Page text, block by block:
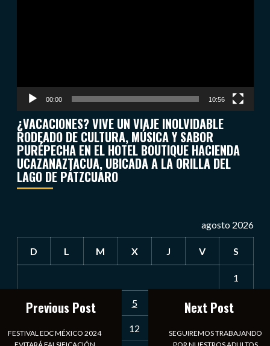
00:00 10:56
¿VACACIONES? VIVE UN VIAJE INOLVIDABLE
RODEADO DE CULTURA, MÚSICA Y SABOR
PURÉPECHA EN EL HOTEL BOUTIQUE HACIENDA
UCAZANAZTACUA, UBICADA A LA ORILLA DEL
LAGO DE PÁTZCUARO
agosto 2026
D L M X J V S
1
2 3 5 7
9 10 11 12 13 14 15
Previous Post
FESTIVAL EDC MÉXICO 2024
Next Post
SEGUIREMOS TRABAJANDO